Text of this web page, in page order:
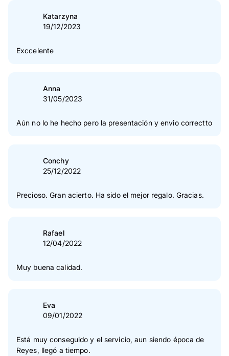
Katarzyna
19/12/2023
Exccelente
Anna
31/05/2023
Aún no lo he hecho pero la presentación y envio correctto
Conchy
25/12/2022
Precioso. Gran acierto. Ha sido el mejor regalo. Gracias.
Rafael
12/04/2022
Muy buena calidad.
Eva
09/01/2022
Está muy conseguido y el servicio, aun siendo época de
Reyes, llegó a tiempo.